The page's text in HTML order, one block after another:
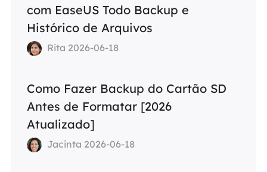
com EaseUS Todo Backup e
Histórico de Arquivos
Rita 2026-06-18
Como Fazer Backup do Cartão SD
Antes de Formatar [2026
Atualizado]
Jacinta 2026-06-18